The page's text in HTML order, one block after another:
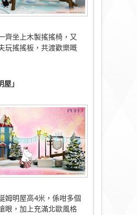
齊坐上木製搖搖椅，又
玩搖搖板，共渡歡樂嘅
」
姆明屋高4米，係咁多個
眼，加上充滿北歐風格